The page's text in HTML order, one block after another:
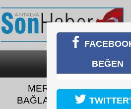
SON DAKİKA
MERSİN’DE 5
BAĞLAYAN YOLDA 2.
BEĞEN